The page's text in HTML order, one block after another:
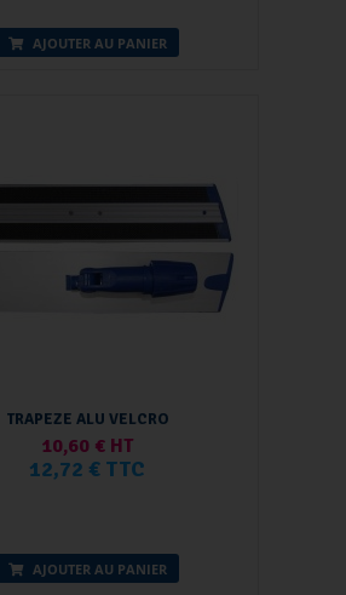
AJOUTER AU PANIER
TRAPEZE ALU VELCRO
10,60 € HT
12,72 € TTC
AJOUTER AU PANIER